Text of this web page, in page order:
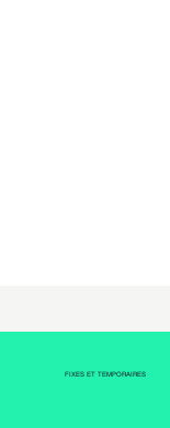
FIXES ET TEMPORAIRES